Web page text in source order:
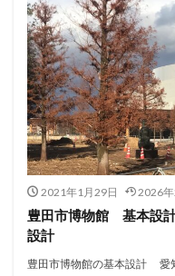
2021年1月29日 2026
豊田市博物館 基本設
設計
豊田市博物館の基本設計 愛